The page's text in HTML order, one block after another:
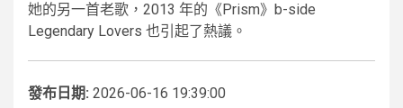
她的另一首老歌，2013 年的《Prism》b-side
Legendary Lovers 也引起了熱議。
發布日期: 2026-06-16 19:39:00